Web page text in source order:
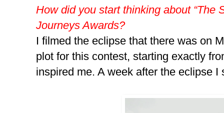
How did you start thinking about “The
Journeys Awards?
I filmed the eclipse that there was on
plot for this contest, starting exactly
inspired me. A week after the eclipse